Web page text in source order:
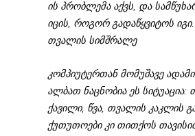
ის პრობლემა აქვს, და
იცის, როგორ გადაწყვიტოს იგი.
თვალის სიმშრალე
კომპიუტერთან მომუშავე
ალბათ ნაცნობია ეს სიტუაცია:
ქავილი, წვა, თვალის კაკლის
ქუთუთოები კი თითქოს